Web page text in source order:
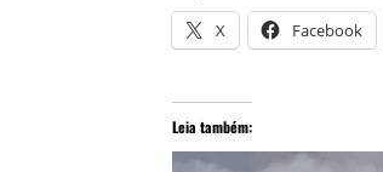
X Facebook
Leia também: